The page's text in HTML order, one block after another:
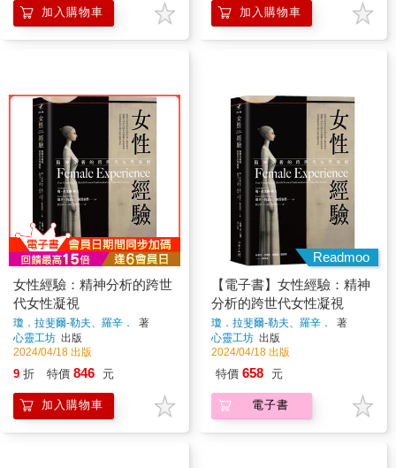
加入購物車 加入購物車
女性經驗：精神分析的跨世
代女性凝視
瓊．拉斐爾-勒夫、羅辛．
著
心靈工坊 出版
2024/04/18 出版
9 折 特價 846 元
加入購物車
Readmoo
【電子書】女性經驗：精神
分析的跨世代女性凝視
瓊．拉斐爾-勒夫、羅辛．
著
心靈工坊 出版
2024/04/18 出版
特價 658 元
電子書